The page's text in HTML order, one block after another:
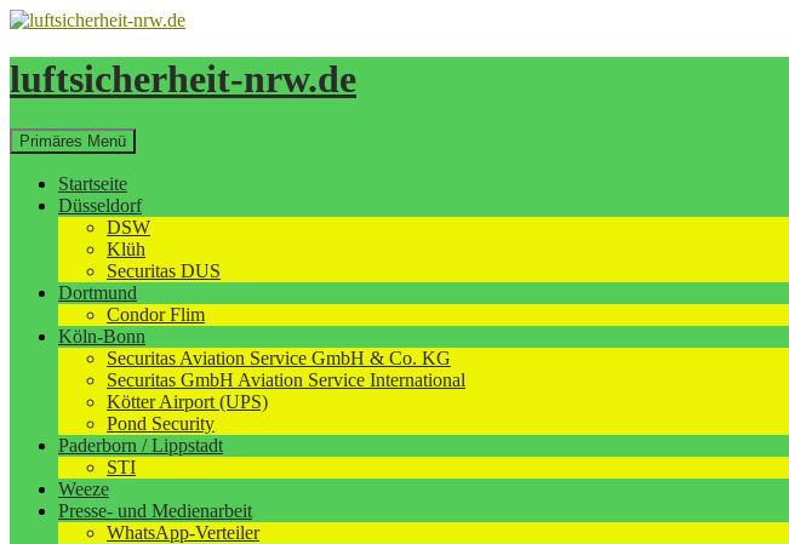
Zum
springen
luftsicherheit-nrw.de
Suchen
Primäres Menü
Startseite
Düsseldorf
DSW
Klüh
Securitas DUS
Dortmund
Condor Flim
Köln-Bonn
Securitas Aviation Service GmbH & Co. KG
Securitas GmbH Aviation Service International
Kötter Airport (UPS)
Pond Security
Paderborn / Lippstadt
STI
Weeze
Presse- und Medienarbeit
WhatsApp-Verteiler